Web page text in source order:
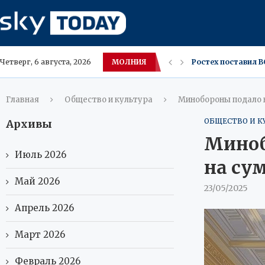
Четверг, 6 августа, 2026 МОЛНИЯ Ростех поставил
Мифы о сборке
Новый iPhone
В Амурской
Москва ожидает
Московские
Саванна и
Югра меняет
В ХМАО засняли
Главная Общество и культура Минобороны подало
ОБЩЕСТВО И
на
23/05/2025
Архивы
Июль 2026
Май 2026
Апрель 2026
Март 2026
Февраль 2026